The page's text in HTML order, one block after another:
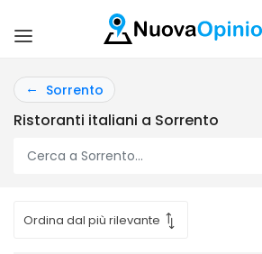
Sorrento
Ristoranti italiani a Sorrento